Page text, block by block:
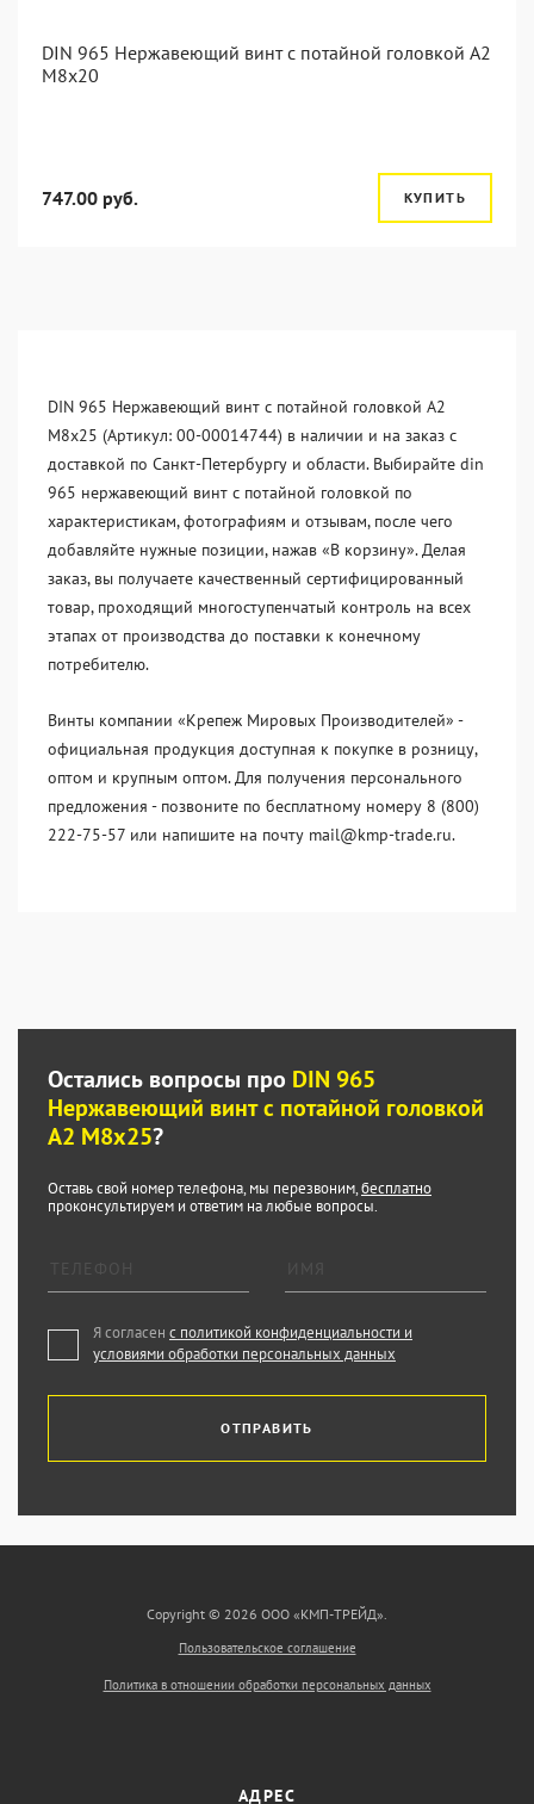
DIN 965 Нержавеющий винт с потайной головкой А2
М8x20
747.00 руб. КУПИТЬ
DIN 965 Нержавеющий винт с потайной головкой А2
М8x25 (Артикул: 00-00014744) в наличии и на заказ с
доставкой по Санкт-Петербургу и области. Выбирайте din
965 нержавеющий винт с потайной головкой по
характеристикам, фотографиям и отзывам, после чего
добавляйте нужные позиции, нажав «В корзину». Делая
заказ, вы получаете качественный сертифицированный
товар, проходящий многоступенчатый контроль на всех
этапах от производства до поставки к конечному
потребителю.
Винты компании «Крепеж Мировых Производителей» -
официальная продукция доступная к покупке в розницу,
оптом и крупным оптом. Для получения персонального
предложения - позвоните по бесплатному номеру 8 (800)
222-75-57 или напишите на почту mail@kmp-trade.ru.
Остались вопросы про DIN 965
Нержавеющий винт с потайной головкой
А2 М8x25?
Оставь свой номер телефона, мы перезвоним,бесплатно
проконсультируем и ответим на любые вопросы.
Я согласен с политикой конфиденциальности и
условиями обработки персональных данных
ОТПРАВИТЬ
Copyright © 2026 ООО «КМП-ТРЕЙД».
Пользовательское соглашение
Политика в отношении обработки персональных данных
АДРЕС